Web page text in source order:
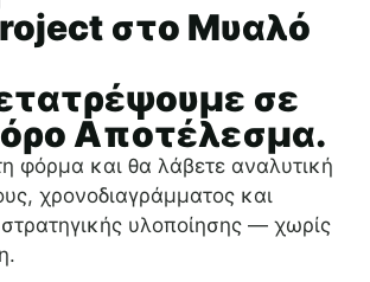
στο Μυαλό
σε
Αποτέλεσμα.
φόρμα και θα λάβετε αναλυτική
χρονοδιαγράμματος και
υλοποίησης — χωρίς